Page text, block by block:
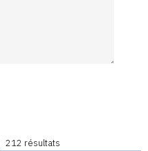
212 résultats